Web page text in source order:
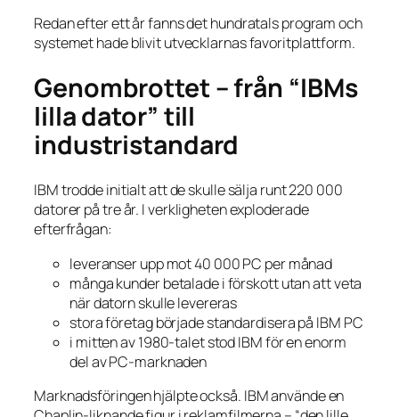
Redan efter ett år fanns det hundratals program och
systemet hade blivit utvecklarnas favoritplattform.
Genombrottet – från “IBMs
lilla dator” till
industristandard
IBM trodde initialt att de skulle sälja runt 220 000
datorer på tre år. I verkligheten exploderade
efterfrågan:
leveranser upp mot 40 000 PC per månad
många kunder betalade i förskott utan att veta
när datorn skulle levereras
stora företag började standardisera på IBM PC
i mitten av 1980-talet stod IBM för en enorm
del av PC-marknaden
Marknadsföringen hjälpte också. IBM använde en